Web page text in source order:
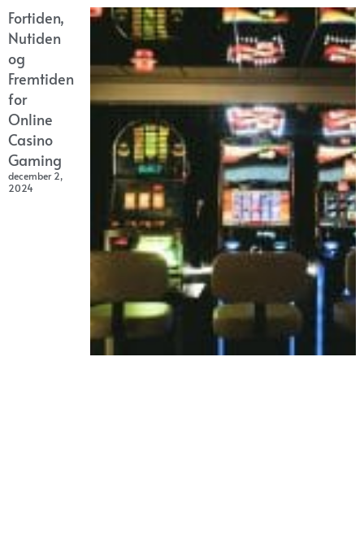
Fortiden,
Nutiden
og
Fremtiden
for
Online
Casino
Gaming
december 2,
2024